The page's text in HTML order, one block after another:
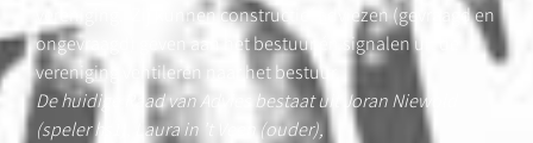
Zij kunnen constructief adviezen (gevraagd en
ongevraagd) geven aan het bestuur én signalen uit de
vereniging ventileren naar het bestuur
De huidige Raad van Advies bestaat uit Joran Niewold
(speler hs1), Laura in ’t Veen (ouder),